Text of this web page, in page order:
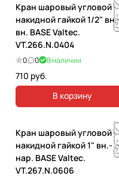
Кран шаровый угловой с
накидной гайкой 1/2" вн.-
вн. BASE Valtec.
VT.266.N.0404
0 0 В наличии
710 руб.
В корзину
Кран шаровый угловой с
накидной гайкой 1" вн.-
нар. BASE Valtec.
VT.267.N.0606